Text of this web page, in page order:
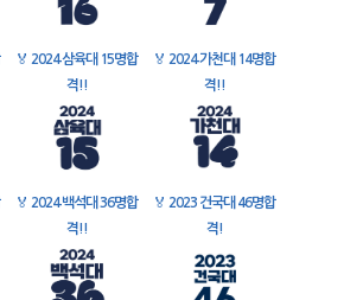
🏅 2024 삼육대 15명합
격!!
🏅 2024 가천대 14명합
격!!
🏅 2024 백석대 36명합
격!!
🏅 2023 건국대 46명합
격!